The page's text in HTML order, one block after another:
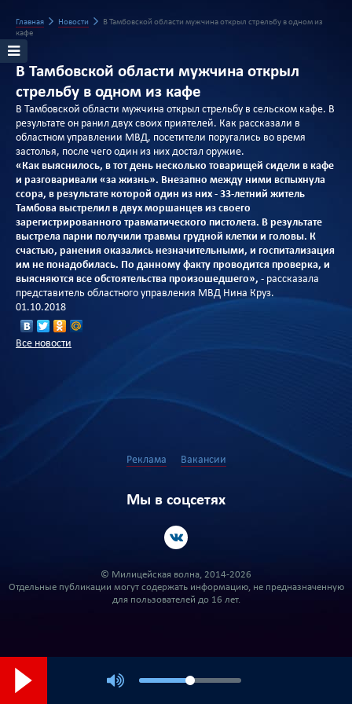
Главная Новости
В Тамбовской области мужчина открыл стрельбу в одном из
кафе
В Тамбовской области мужчина открыл
стрельбу в одном из кафе
В Тамбовской области мужчина открыл стрельбу в сельском кафе. В
результате он ранил двух своих приятелей. Как рассказали в
областном управлении МВД, посетители поругались во время
застолья, после чего один из них достал оружие.
«Как выяснилось, в тот день несколько товарищей сидели в кафе
и разговаривали «за жизнь». Внезапно между ними вспыхнула
ссора, в результате которой один из них - 33-летний житель
Тамбова выстрелил в двух моршанцев из своего
зарегистрированного травматического пистолета. В результате
выстрела парни получили травмы грудной клетки и головы. К
счастью, ранения оказались незначительными, и госпитализация
им не понадобилась. По данному факту проводится проверка, и
выясняются все обстоятельства произошедшего», - рассказала
представитель областного управления МВД Нина Круз.
01.10.2018
Все новости
Реклама Вакансии
Мы в соцсетях
© Милицейская волна, 2014-2026
Отдельные публикации могут содержать информацию, не предназначенную
для пользователей до 16 лет.